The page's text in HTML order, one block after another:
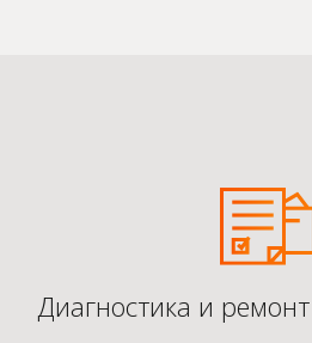
Диагностика и